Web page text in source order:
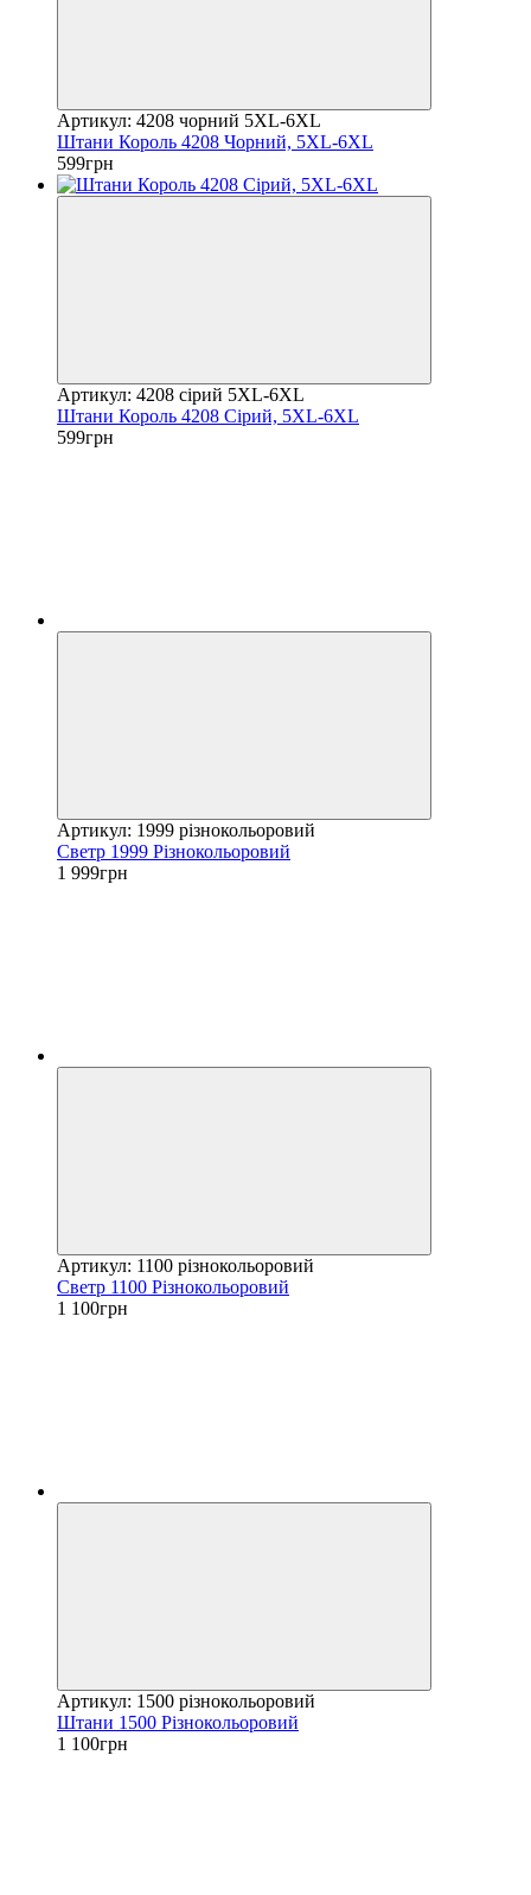
Артикул: 4208 чорний 5XL-6XL
Штани Король 4208 Чорний, 5XL-6XL
599грн
Артикул: 4208 cірий 5XL-6XL
Штани Король 4208 Cірий, 5XL-6XL
599грн
Артикул: 1999 різнокольоровий
Светр 1999 Різнокольоровий
1 999грн
Артикул: 1100 різнокольоровий
Светр 1100 Різнокольоровий
1 100грн
Артикул: 1500 різнокольоровий
Штани 1500 Різнокольоровий
1 100грн